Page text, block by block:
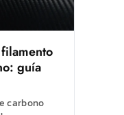
guía
carbono